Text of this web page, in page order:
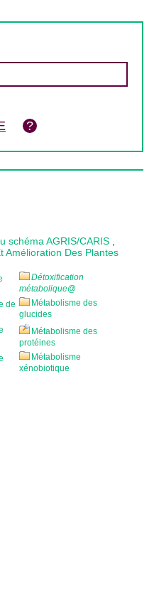
schéma AGRIS/CARIS
Amélioration Des Plantes
Détoxification
métabolique@
de
Métabolisme des
glucides
Métabolisme des
protéines
Métabolisme
xénobiotique